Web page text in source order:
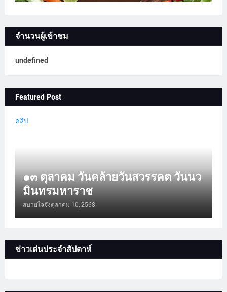
จำนวนผู้เข้าชม
undefned
Featured Post
คลิป
๑๓ ตุลาคม วันคล้ายวันสวรรคต วันนว
มินทรมหาราช
สบายใจจังตุลาคม 10, 2568
ข่าวเด่นประจำสัปดาห์